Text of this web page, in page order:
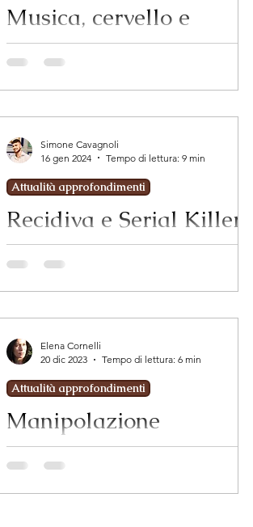
Musica, cervello e
satanismo
Recidiva e Serial Killer:
il caso di Francesco
Passalacqua
Attualità approfondimenti
Simone Cavagnoli
16 gen 2024
Tempo di lettura: 9 min
Manipolazione
psicologica e dipendenza
mentale
Attualità approfondimenti
Elena Cornelli
20 dic 2023
Tempo di lettura: 6 min